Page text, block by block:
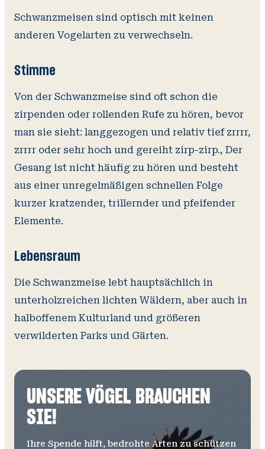
Schwanzmeisen sind optisch mit keinen
anderen Vogelarten zu verwechseln.
Stimme
Von der Schwanzmeise sind oft schon die
zirpenden oder rollenden Rufe zu hören, bevor
man sie sieht: langgezogen und relativ tief zrrrr,
zrrrr oder sehr hoch und gereiht zirp-zirp., Der
Gesang ist nicht häufig zu hören und besteht
aus einer unregelmäßigen schnellen Folge
kurzer kratzender, trillernder und pfeifender
Elemente.
Lebensraum
Die Schwanzmeise lebt hauptsächlich in
unterholzreichen lichten Wäldern, aber auch in
halboffenem Kulturland und größeren
verwilderten Parks und Gärten.
UNSERE VÖGEL BRAUCHEN
SIE!
Ihre Spende hilft, bedrohte Arten zu schützen